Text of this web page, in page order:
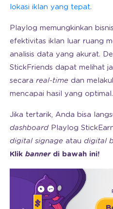
lokasi iklan yang tepat.
Playlog memungkinkan
efektivitas iklan luar ruang
analisis data yang akurat.
StickFriends dapat melihat
secara real-time dan
mencapai hasil yang optimal.
Jika tertarik, Anda bisa
dashboard Playlog
digital signage atau digital
Klik bannerdi bawah ini!